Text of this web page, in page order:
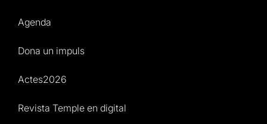
Agenda
Dona un impuls
Actes2026
Revista Temple en digital